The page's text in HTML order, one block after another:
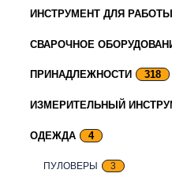
ИНСТРУМЕНТ ДЛЯ
СВАРОЧНОЕ
ПРИНАДЛЕЖНОСТИ 318
ИЗМЕРИТЕЛЬНЫЙ
ОДЕЖДА 4
ПУЛОВЕРЫ 3